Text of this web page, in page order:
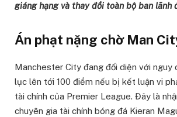
giáng hạng và thay đổi toàn bộ ban lãnh
Án phạt nặng chờ Man
Manchester City đang đối diện với
lục lên tới 100 điểm nếu bị kết luận vi
tài chính của Premier League. Đây là
chuyên gia tài chính bóng đá Kieran